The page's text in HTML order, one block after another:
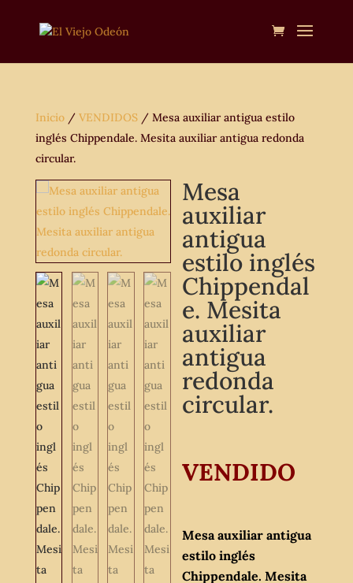
Inicio/ VENDIDOS/ Mesa auxiliar antigua estilo
inglés Chippendale. Mesita auxiliar antigua redonda
circular.
Mesa
auxiliar
antigua
estilo inglés
Chippendal
e. Mesita
auxiliar
antigua
redonda
circular.
VENDIDO
Mesa auxiliar antigua
estilo inglés
Chippendale. Mesita